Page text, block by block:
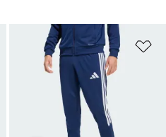
Añadir a la lista de deseos